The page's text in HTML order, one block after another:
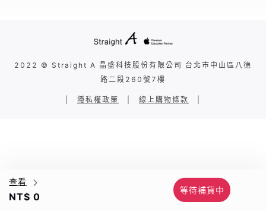
查看
NT$ 0
等待補貨中
2022 © Straight A 晶盛科技股份有限公司 台北市中山區八德
路二段260號7樓
隱私權政策 線上購物條款